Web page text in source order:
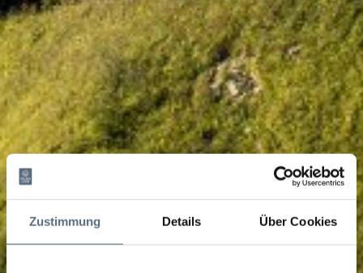
Zustimmung Details Über Cookies